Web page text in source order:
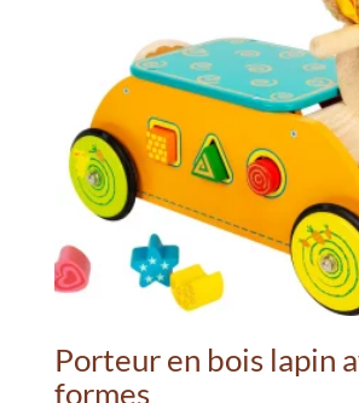
Porteur en bois lapin
formes